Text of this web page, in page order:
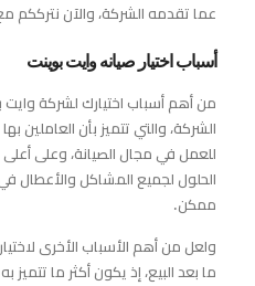
عما تقدمه الشركة، والآن نترككم
أسباب اختيار صيانه وايت بوينت
من أهم أسباب اختيارك لشركة
الشركة، والتي تتميز بأن العاملين
للعمل في مجال الصيانة، وعلى
الحلول لجميع المشاكل والأعطال
ممكن.
ولعل من أهم الأسباب الأخرى
ما بعد البيع، إذ يكون أكثر ما